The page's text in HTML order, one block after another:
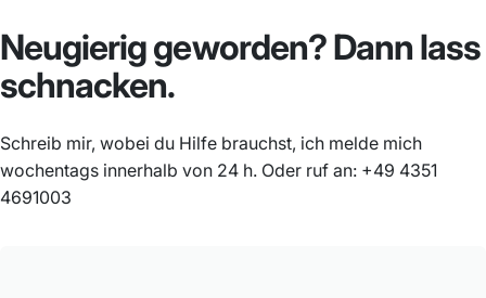
Neugieriggeworden?Dann lass
schnacken.
Schreib mir, wobei du Hilfe brauchst, ich melde mich
wochentags innerhalb von 24 h. Oder ruf an: +49 4351
4691003